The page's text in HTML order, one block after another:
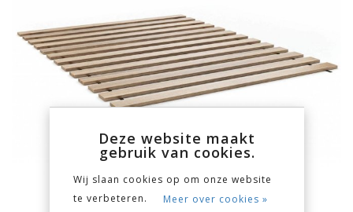
Deze website maakt
gebruik van cookies.
Wij slaan cookies op om onze website
te verbeteren.
Meer over cookies »